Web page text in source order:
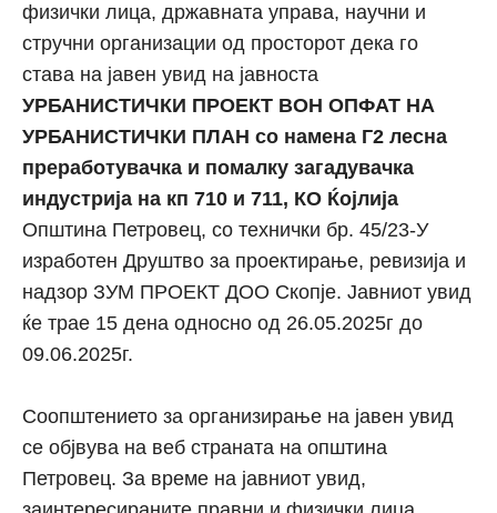
физички лица, државната управа, научни и
стручни организации од просторот дека го
става на јавен увид на јавноста
УРБАНИСТИЧКИ ПРОЕКТ ВОН ОПФАТ НА
УРБАНИСТИЧКИ ПЛАН со намена Г2 лесна
преработувачка и помалку загадувачка
индустрија на кп 710 и 711, КO Ќојлија
Општина Петровец, со технички бр. 45/23-У
изработен Друштво за проектирање, ревизија и
надзор ЗУМ ПРОЕКТ ДОО Скопје. Јавниот увид
ќе трае 15 дена односно од 26.05.2025г до
09.06.2025г.
Соопштението за организирање на јавен увид
се објвува на веб страната на општина
Петровец. За време на јавниот увид,